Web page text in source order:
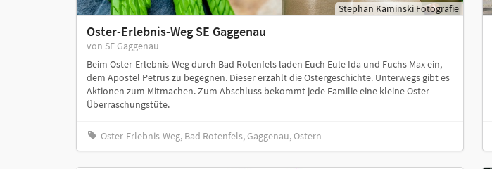
Stephan Kaminski Fotografie
Oster-Erlebnis-Weg SE Gaggenau
von SE Gaggenau
Beim Oster-Erlebnis-Weg durch Bad Rotenfels laden Euch Eule Ida und Fuchs Max ein,
dem Apostel Petrus zu begegnen. Dieser erzählt die Ostergeschichte. Unterwegs gibt es
Aktionen zum Mitmachen. Zum Abschluss bekommt jede Familie eine kleine Oster-
Überraschungstüte.
Oster-Erlebnis-Weg, Bad Rotenfels, Gaggenau, Ostern